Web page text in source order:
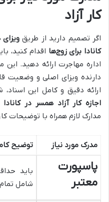
کار آزاد
اگر تصمیم دارید از طریقویزای
کانادا برای زوج‌ها اقدام کنید،
اداره مهاجرت ارائه دهید. این
دارنده ویزای اصلی و وضعیت
ارائه دقیق و کامل این
اجازه کار آزاد همسر در کانادا
مدارک لازم همراه با توضیحات
مدرک مورد نیاز توضیح
پاسپورت
معتبر
شامل